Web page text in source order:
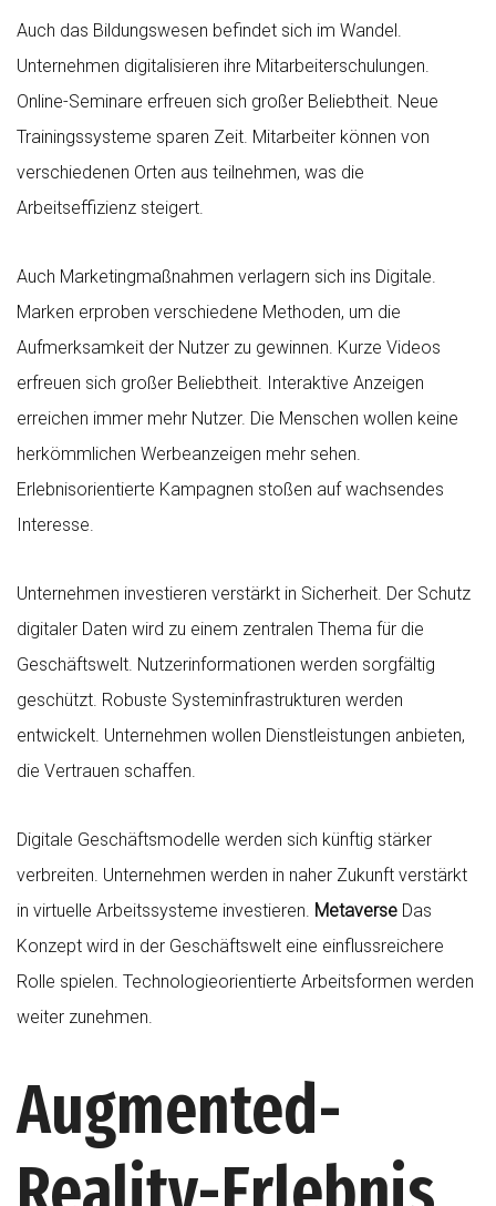
Auch das Bildungswesen befindet sich im Wandel.
Unternehmen digitalisieren ihre Mitarbeiterschulungen.
Online-Seminare erfreuen sich großer Beliebtheit. Neue
Trainingssysteme sparen Zeit. Mitarbeiter können von
verschiedenen Orten aus teilnehmen, was die
Arbeitseffizienz steigert.
Auch Marketingmaßnahmen verlagern sich ins Digitale.
Marken erproben verschiedene Methoden, um die
Aufmerksamkeit der Nutzer zu gewinnen. Kurze Videos
erfreuen sich großer Beliebtheit. Interaktive Anzeigen
erreichen immer mehr Nutzer. Die Menschen wollen keine
herkömmlichen Werbeanzeigen mehr sehen.
Erlebnisorientierte Kampagnen stoßen auf wachsendes
Interesse.
Unternehmen investieren verstärkt in Sicherheit. Der Schutz
digitaler Daten wird zu einem zentralen Thema für die
Geschäftswelt. Nutzerinformationen werden sorgfältig
geschützt. Robuste Systeminfrastrukturen werden
entwickelt. Unternehmen wollen Dienstleistungen anbieten,
die Vertrauen schaffen.
Digitale Geschäftsmodelle werden sich künftig stärker
verbreiten. Unternehmen werden in naher Zukunft verstärkt
in virtuelle Arbeitssysteme investieren. Metaverse Das
Konzept wird in der Geschäftswelt eine einflussreichere
Rolle spielen. Technologieorientierte Arbeitsformen werden
weiter zunehmen.
Augmented-